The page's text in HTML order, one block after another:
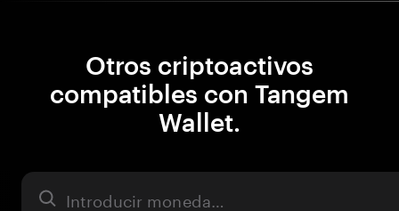
Otros criptoactivos
compatibles con Tangem
Wallet.
Activo